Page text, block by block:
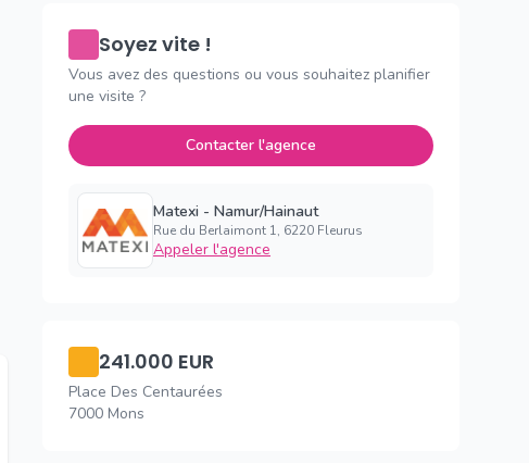
Soyez vite !
Vous avez des questions ou vous souhaitez planifier
une visite ?
Contacter l'agence
Matexi - Namur/Hainaut
Rue du Berlaimont 1, 6220 Fleurus
Appeler l'agence
241.000 EUR
Place Des Centaurées
7000 Mons